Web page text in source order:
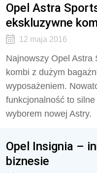
Opel Astra
ekskluzywne
12 maja 2016
Najnowszy Opel Astra
kombi z dużym
wyposażeniem.
funkcjonalność to
wyborem nowej Astry.
Opel Insignia –
biznesie